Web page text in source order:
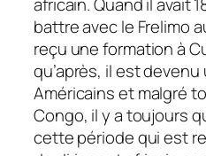
battre avec le Frelimo
reçu une formation à
qu’après, il est
Américains et malgré
Congo, il y a toujours
cette période qui est